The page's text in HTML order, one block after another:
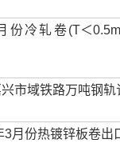
广州仓库
0.00%
0.00%
0.00%
上海仓库
份冷轧卷(T＜
市域铁路万吨钢轨
3月份热镀锌板卷出